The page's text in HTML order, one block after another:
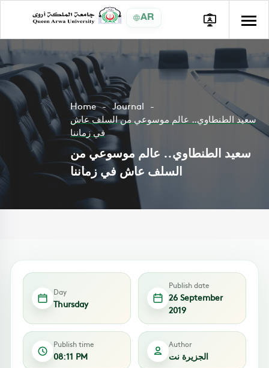
AR
Home
Journal
سعيد الطنطاوي.. عالم موسوعي من السلف عاش
في زماننا
سعيد الطنطاوي.. عالم موسوعي من
السلف عاش في زماننا
Day
Thursday
Publish date
26 September
2019
Publish time
08:11 PM
Author
الجزيرة نت